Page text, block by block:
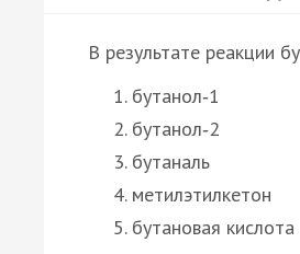
В результате реакции
бутанол‑1
бутанол‑2
бутаналь
метилэтилкетон
бутановая кислота